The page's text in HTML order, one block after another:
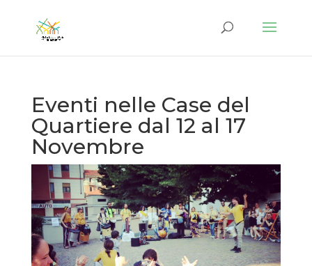
Eventi nelle Case del
Quartiere dal 12 al 17
Novembre